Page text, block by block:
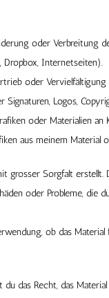
oder Verbreitung
Dropbox, Internetseiten).
oder Vervielfältigung
Signaturen, Logos,
oder Materialien an
aus meinem Material
grosser Sorgfalt erstellt.
oder Probleme, die
ob das
das Recht, das